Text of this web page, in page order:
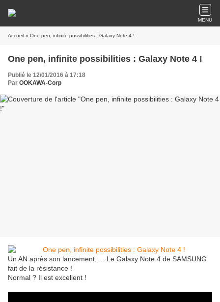
MENU
Accueil » One pen, infinite possibilities : Galaxy Note 4 !
One pen, infinite possibilities : Galaxy Note 4 !
Publié le 12/01/2016 à 17:18
Par OOKAWA-Corp
Un AN après son lancement, ... Le Galaxy Note 4 de SAMSUNG
fait de la résistance !
Normal ? Il est excellent !